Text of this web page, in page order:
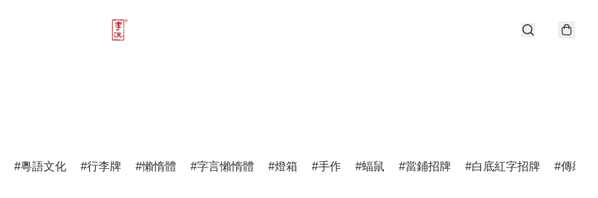
粵語文化 行李牌 懶惰體 字言懶惰體 燈箱 手作 蝠鼠 當鋪招牌 白底紅字招牌 傳統招